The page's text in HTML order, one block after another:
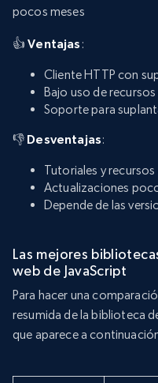
pocos meses
👍Ventajas :
Cliente HTTP con
Bajo uso de
Soporte para
👎 Desventajas:
Tutoriales y
Actualizaciones
Depende de las
Las mejores
web de JavaScript
Para hacer una
resumida de la biblioteca
que aparece a